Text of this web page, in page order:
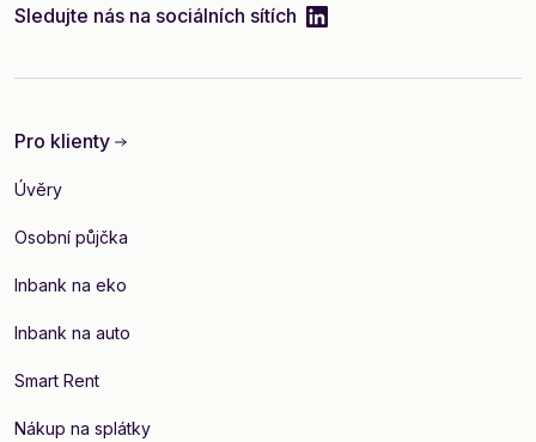
Sledujte nás na sociálních sítích linkedIn
Pro klienty
Úvěry
Osobní půjčka
Inbank na eko
Inbank na auto
Smart Rent
Nákup na splátky